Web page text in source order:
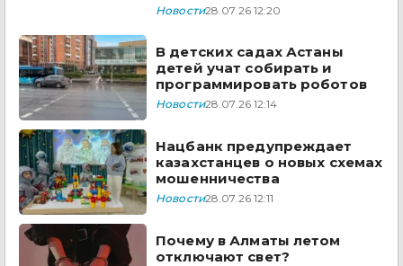
Новости28.07.26 12:20
В детских садах Астаны
детей учат собирать и
программировать роботов
Новости28.07.26 12:14
Нацбанк предупреждает
казахстанцев о новых схемах
мошенничества
Новости28.07.26 12:11
Почему в Алматы летом
отключают свет?